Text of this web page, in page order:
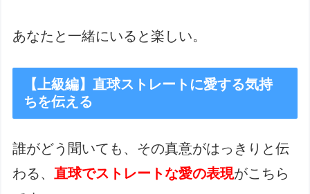
あなたと一緒にいると楽しい。
【上級編】直球ストレートに愛する気持
ちを伝える
誰がどう聞いても、その真意がはっきりと伝
わる、 直球でストレートな愛の表現がこちら